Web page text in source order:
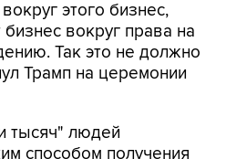
этого бизнес,
вокруг права на
Так это не должно
Трамп на церемонии
тысяч" людей
способом получения